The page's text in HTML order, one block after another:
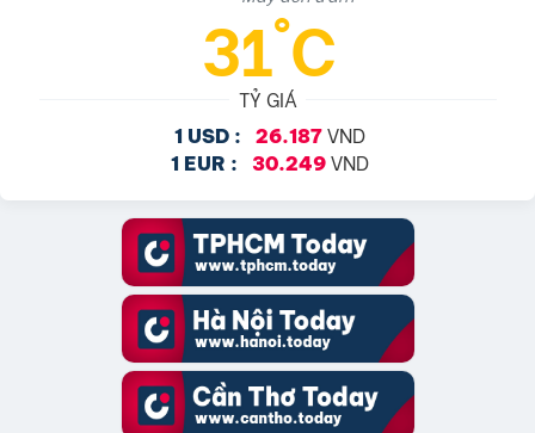
31°C
TỶ GIÁ
1 USD : 26.187 VND
1 EUR : 30.249 VND